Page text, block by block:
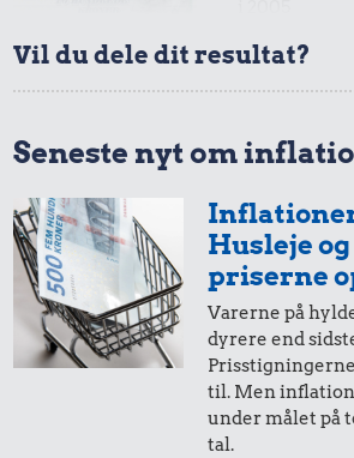
100,-
i 2005
50,-
i 2005
20,-
i 2005
Vil du dele dit resultat?
Seneste nyt om
Husleje
priserne
Varerne på
dyrere end
til. Men
under målet på
tal.